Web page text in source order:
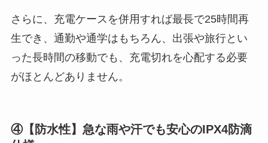
さらに、充電ケースを併用すれば最長で25時間再
生でき、通勤や通学はもちろん、出張や旅行とい
った長時間の移動でも、充電切れを心配する必要
がほとんどありません。
④【防水性】急な雨や汗でも安心のIPX4防滴